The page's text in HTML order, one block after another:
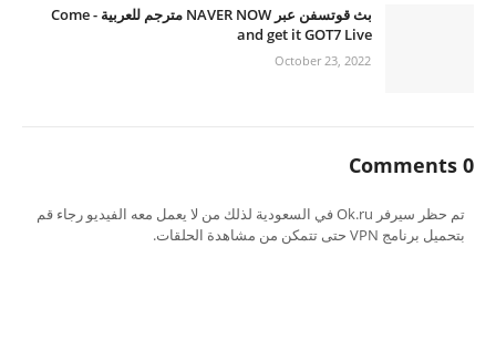
بث قوتسفن عبر NAVER NOW مترجم للعربية - Come
and get it GOT7 Live
October 23, 2022
0 Comments
تم حظر سيرفر Ok.ru في السعودية لذلك من لا يعمل معه الفيديو رجاء قم
بتحميل برنامج VPN حتى تتمكن من مشاهدة الحلقات.